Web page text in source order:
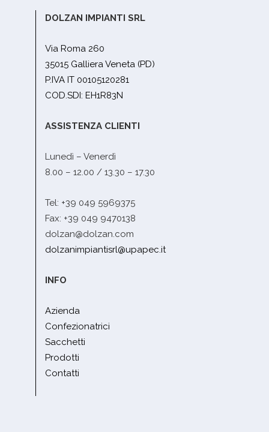
DOLZAN IMPIANTI SRL
Via Roma 260
35015 Galliera Veneta (PD)
P.IVA IT 00105120281
COD.SDI: EH1R83N
ASSISTENZA CLIENTI
Lunedì – Venerdì
8.00 – 12.00 / 13.30 – 17.30
Tel: +39 049 5969375
Fax: +39 049 9470138
dolzan@dolzan.com
dolzanimpiantisrl@upapec.it
INFO
Azienda
Confezionatrici
Sacchetti
Prodotti
Contatti